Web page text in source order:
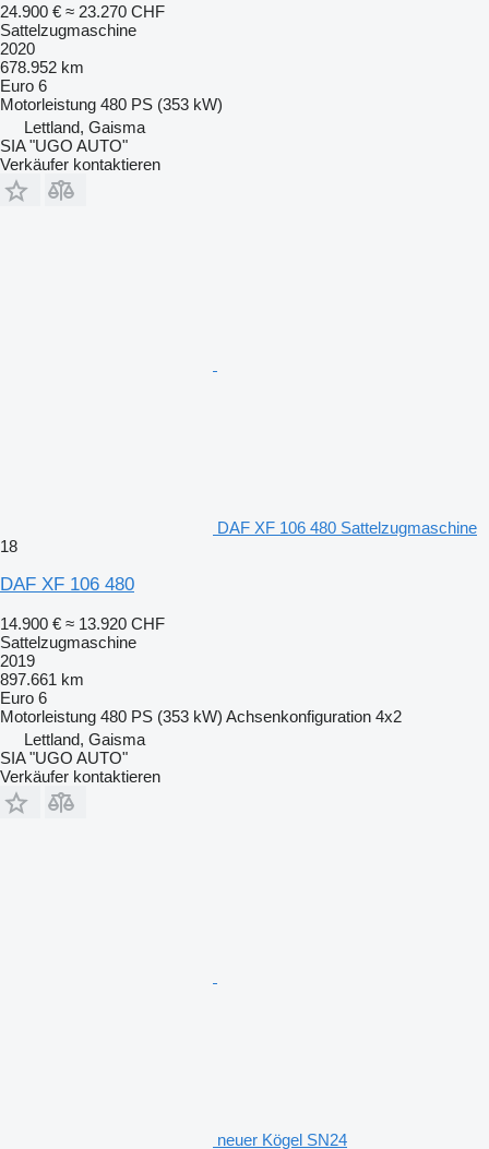
24.900 € ≈ 23.270 CHF
Sattelzugmaschine
2020
678.952 km
Euro 6
Motorleistung 480 PS (353 kW)
Lettland, Gaisma
SIA "UGO AUTO"
Verkäufer kontaktieren
DAF XF 106 480 Sattelzugmaschine
18
DAF XF 106 480
14.900 € ≈ 13.920 CHF
Sattelzugmaschine
2019
897.661 km
Euro 6
Motorleistung 480 PS (353 kW) Achsenkonfiguration 4x2
Lettland, Gaisma
SIA "UGO AUTO"
Verkäufer kontaktieren
neuer Kögel SN24